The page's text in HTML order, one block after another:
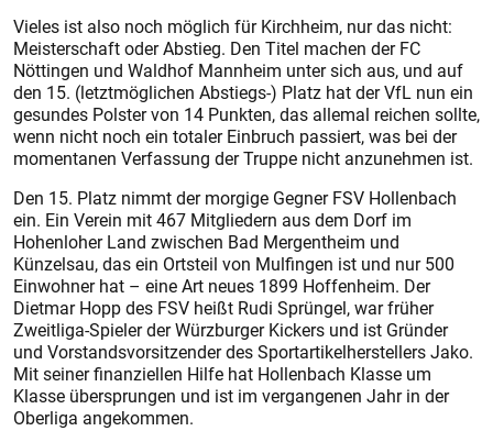
Vieles ist also noch möglich für Kirchheim, nur das nicht:
Meisterschaft oder Abstieg. Den Titel machen der FC
Nöttingen und Waldhof Mannheim unter sich aus, und auf
den 15. (letztmöglichen Abstiegs-) Platz hat der VfL nun ein
gesundes Polster von 14 Punkten, das allemal reichen sollte,
wenn nicht noch ein totaler Einbruch passiert, was bei der
momentanen Verfassung der Truppe nicht anzunehmen ist.
Den 15. Platz nimmt der morgige Gegner FSV Hollenbach
ein. Ein Verein mit 467 Mitgliedern aus dem Dorf im
Hohenloher Land zwischen Bad Mergentheim und
Künzelsau, das ein Ortsteil von Mulfingen ist und nur 500
Einwohner hat – eine Art neues 1899 Hoffenheim. Der
Dietmar Hopp des FSV heißt Rudi Sprüngel, war früher
Zweitliga-Spieler der Würzburger Kickers und ist Gründer
und Vorstandsvorsitzender des Sportartikelherstellers Jako.
Mit seiner finanziellen Hilfe hat Hollenbach Klasse um
Klasse übersprungen und ist im vergangenen Jahr in der
Oberliga angekommen.